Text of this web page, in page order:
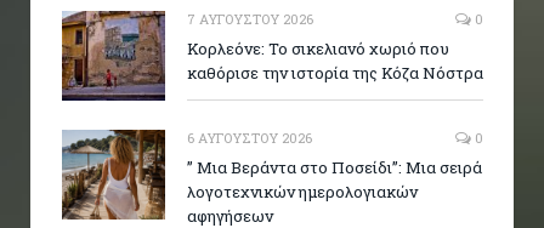
7 ΑΥΓΟΎΣΤΟΥ 2026 0
Κορλεόνε: Το σικελιανό χωριό που
καθόρισε την ιστορία της Κόζα Νόστρα
6 ΑΥΓΟΎΣΤΟΥ 2026 0
” Μια Βεράντα στο Ποσείδι”: Μια σειρά
λογοτεχνικών ημερολογιακών
αφηγήσεων